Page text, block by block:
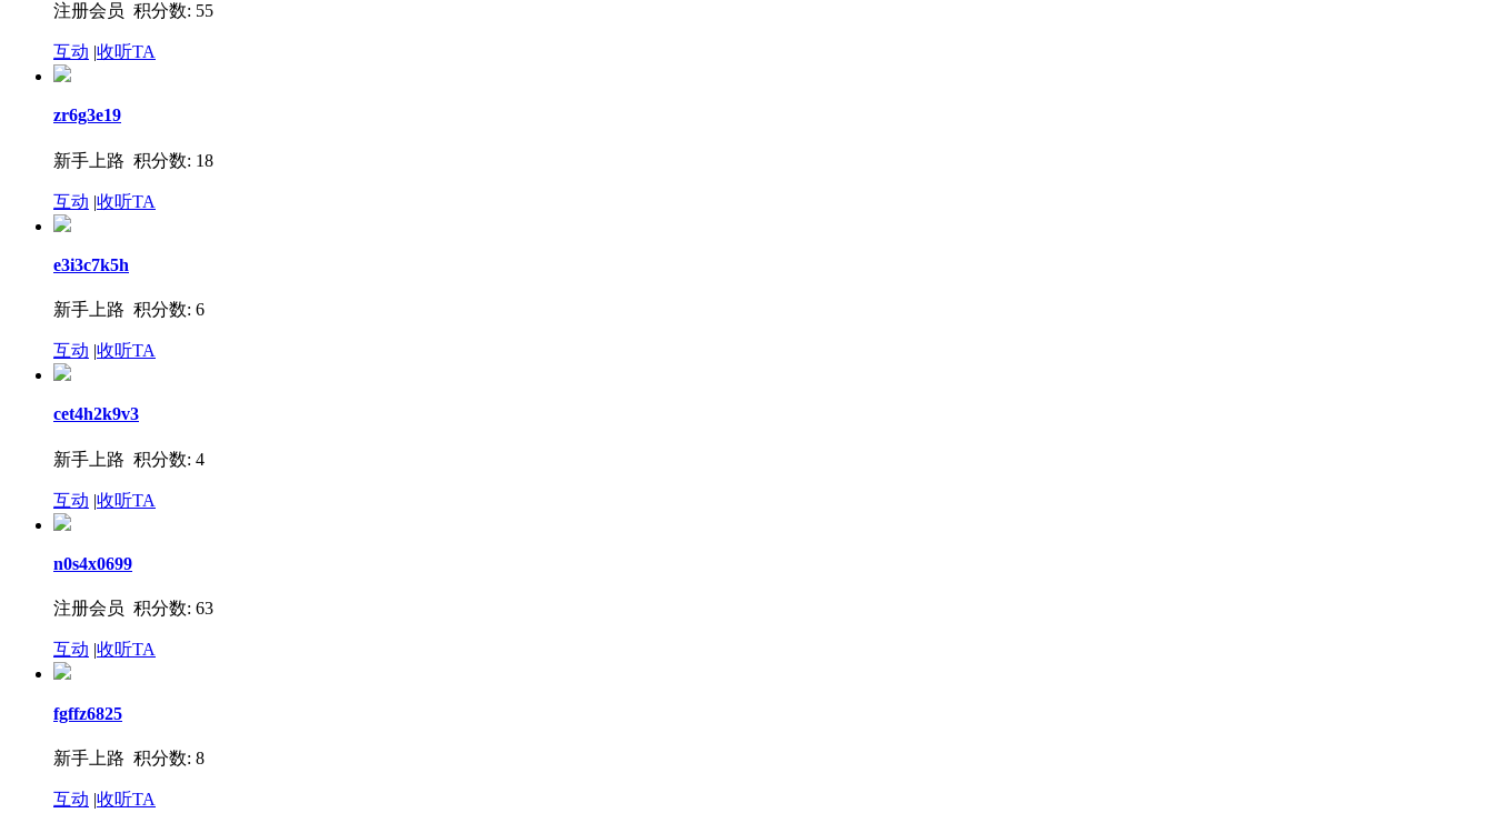
注册会员 积分数: 55
互动 |收听TA
zr6g3e19
新手上路 积分数: 18
互动 |收听TA
e3i3c7k5h
新手上路 积分数: 6
互动 |收听TA
cet4h2k9v3
新手上路 积分数: 4
互动 |收听TA
n0s4x0699
注册会员 积分数: 63
互动 |收听TA
fgffz6825
新手上路 积分数: 8
互动 |收听TA